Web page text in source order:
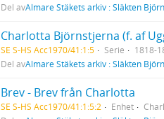
Del avAlmare Stäkets arkiv : Släkten
Charlotta Björnstjerna (f. af
SE S-HS Acc1970/41:1:5 Serie
1818-
Del avAlmare Stäkets arkiv : Släkten
Brev - Brev från Charlotta
SE S-HS Acc1970/41:1:5:2 Enhet